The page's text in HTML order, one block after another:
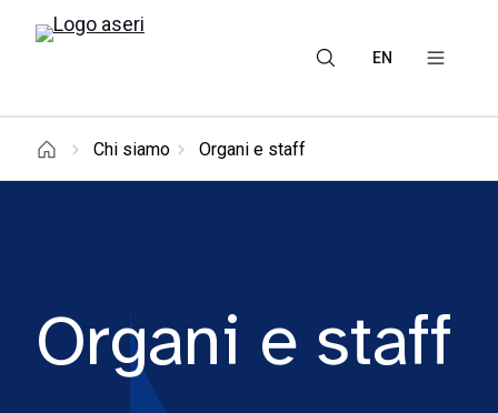
EN
Chi siamo Organi e staff
Organi e staff